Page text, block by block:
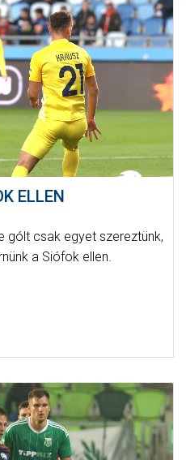
ELLEN
gólt csak egyet szereztünk,
a Siófok ellen.